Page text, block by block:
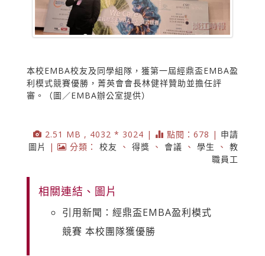
本校EMBA校友及同學組隊，獲第一屆經鼎盃EMBA盈
利模式競賽優勝，菁英會會長林健祥贊助並擔任評
審。（圖／EMBA辦公室提供）
2.51 MB , 4032 * 3024 | 點閱：678 | 申請
圖片
| 分類： 校友 、 得獎 、 會議 、 學生 、 教
職員工
相關連結、圖片
引用新聞：經鼎盃EMBA盈利模式
競賽 本校團隊獲優勝